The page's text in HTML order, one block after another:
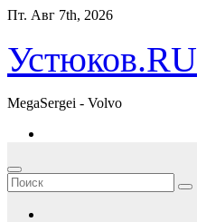
Перейти
содержимому
Пт. Авг 7th, 2026
Устюков.RU
MegaSergei - Volvo